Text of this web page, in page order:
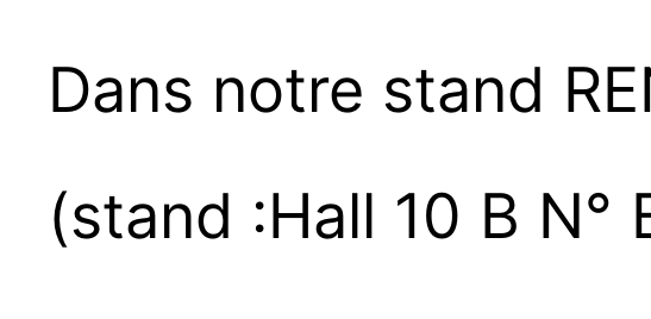
Dans notre stand
(stand :Hall 10 B N°